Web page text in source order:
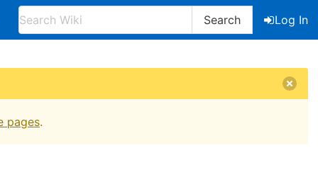
Search
Log In
pages.